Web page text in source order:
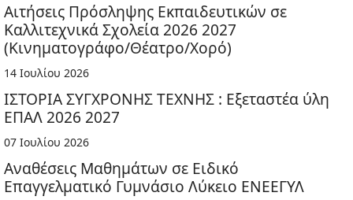
Αιτήσεις Πρόσληψης Εκπαιδευτικών σε
Καλλιτεχνικά Σχολεία 2026 2027
(Κινηματογράφο/Θέατρο/Χορό)
14 Ιουλίου 2026
ΙΣΤΟΡΙΑ ΣΥΓΧΡΟΝΗΣ ΤΕΧΝΗΣ : Εξεταστέα ύλη
ΕΠΑΛ 2026 2027
07 Ιουλίου 2026
Αναθέσεις Μαθημάτων σε Ειδικό
Επαγγελματικό Γυμνάσιο Λύκειο ΕΝΕΕΓΥΛ